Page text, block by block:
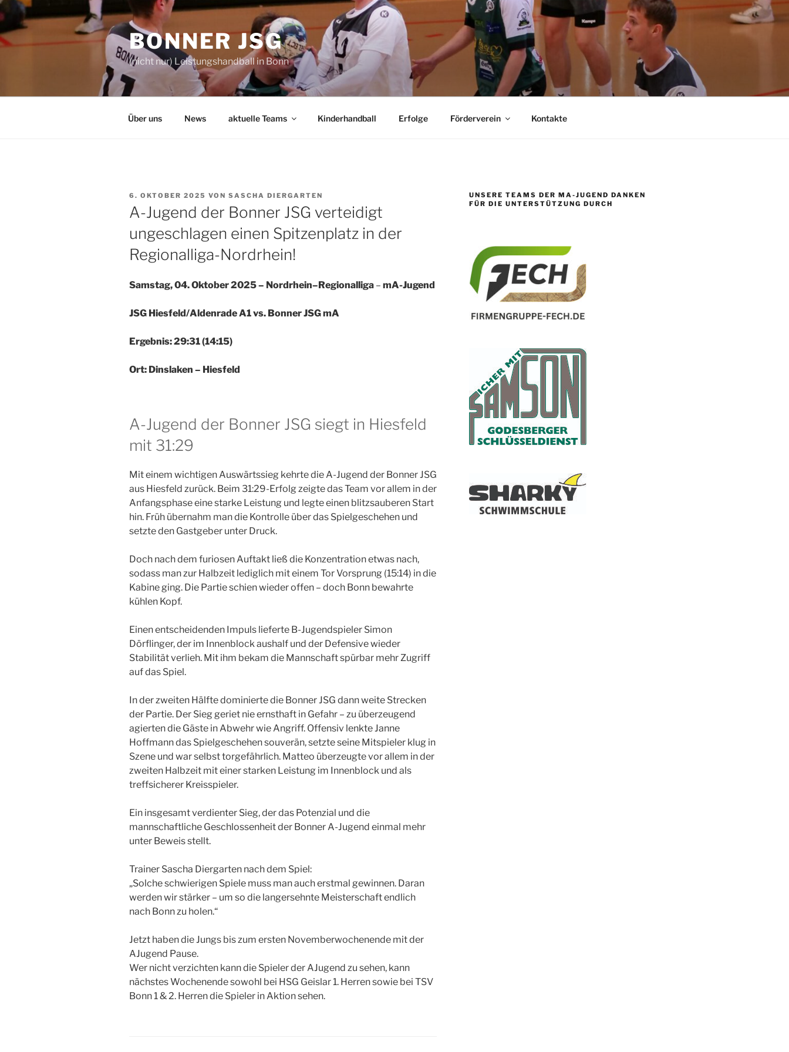
Zum
Inhalt
springen
BONNER JSG
(nicht nur) Leistungshandball in Bonn
Über uns News aktuelle Teams Kinderhandball Erfolge Förderverein Kontakte
VERÖFFENTLICHT
AM
6. OKTOBER 2025 VON SASCHA DIERGARTEN
A-Jugend der Bonner JSG verteidigt
ungeschlagen einen Spitzenplatz in der
Regionalliga-Nordrhein!
Samstag, 04. Oktober 2025 – Nordrhein–Regionalliga – mA-Jugend
JSG Hiesfeld/Aldenrade A1 vs. Bonner JSG mA
Ergebnis: 29:31 (14:15)
Ort: Dinslaken – Hiesfeld
A-Jugend der Bonner JSG siegt in Hiesfeld
mit 31:29
Mit einem wichtigen Auswärtssieg kehrte die A-Jugend der Bonner JSG
aus Hiesfeld zurück. Beim 31:29-Erfolg zeigte das Team vor allem in der
Anfangsphase eine starke Leistung und legte einen blitzsauberen Start
hin. Früh übernahm man die Kontrolle über das Spielgeschehen und
setzte den Gastgeber unter Druck.
Doch nach dem furiosen Auftakt ließ die Konzentration etwas nach,
sodass man zur Halbzeit lediglich mit einem Tor Vorsprung (15:14) in die
Kabine ging. Die Partie schien wieder offen – doch Bonn bewahrte
kühlen Kopf.
Einen entscheidenden Impuls lieferte B-Jugendspieler Simon
Dörflinger, der im Innenblock aushalf und der Defensive wieder
Stabilität verlieh. Mit ihm bekam die Mannschaft spürbar mehr Zugriff
auf das Spiel.
In der zweiten Hälfte dominierte die Bonner JSG dann weite Strecken
der Partie. Der Sieg geriet nie ernsthaft in Gefahr – zu überzeugend
agierten die Gäste in Abwehr wie Angriff. Offensiv lenkte Janne
Hoffmann das Spielgeschehen souverän, setzte seine Mitspieler klug in
Szene und war selbst torgefährlich. Matteo überzeugte vor allem in der
zweiten Halbzeit mit einer starken Leistung im Innenblock und als
treffsicherer Kreisspieler.
Ein insgesamt verdienter Sieg, der das Potenzial und die
mannschaftliche Geschlossenheit der Bonner A-Jugend einmal mehr
unter Beweis stellt.
Trainer Sascha Diergarten nach dem Spiel:
„Solche schwierigen Spiele muss man auch erstmal gewinnen. Daran
werden wir stärker – um so die langersehnte Meisterschaft endlich
nach Bonn zu holen.“
Jetzt haben die Jungs bis zum ersten Novemberwochenende mit der
AJugend Pause.
Wer nicht verzichten kann die Spieler der AJugend zu sehen, kann
nächstes Wochenende sowohl bei HSG Geislar 1. Herren sowie bei TSV
Bonn 1 & 2. Herren die Spieler in Aktion sehen.
UNSERE TEAMS DER MA-JUGEND DANKEN
FÜR DIE UNTERSTÜTZUNG DURCH